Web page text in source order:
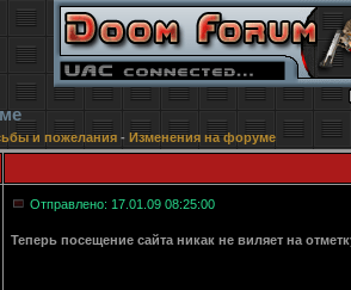
и пожелания - Изменения на форуме
Отправлено: 17.01.09 08:25:00
Теперь посещение сайта никак не виляет на